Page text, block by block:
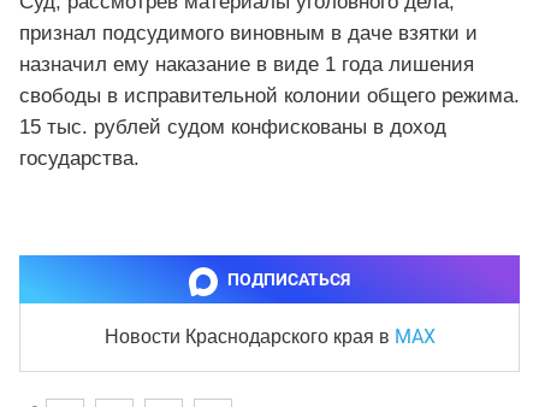
признал подсудимого виновным в даче взятки и
назначил ему наказание в виде 1 года лишения
свободы в исправительной колонии общего режима.
15 тыс. рублей судом конфискованы в доход
государства.
ПОДПИСАТЬСЯ
Новости Краснодарского края в MAX